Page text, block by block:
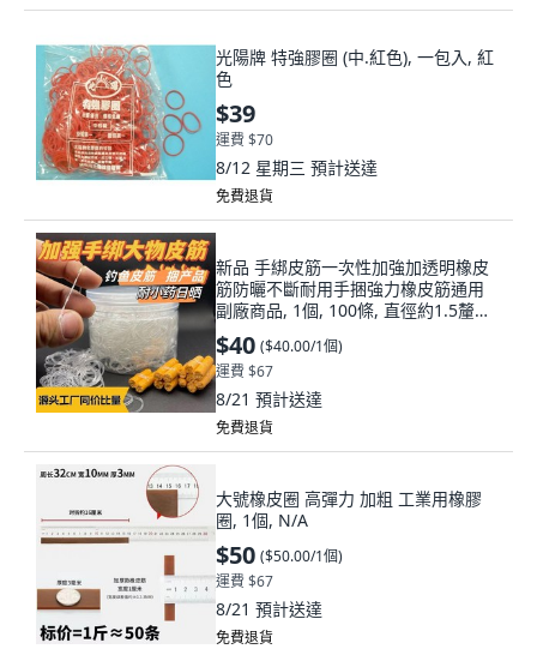
光陽牌 特強膠圈 (中.紅色), 一包入, 紅
色
$39
運費 $70
8/12 星期三 預計送達
免費退貨
新品 手綁皮筋一次性加強加透明橡皮
筋防曬不斷耐用手捆強力橡皮筋通用
副廠商品, 1個, 100條, 直徑約1.5釐米
袋裝, 透明
$40 ($40.00/1個)
運費 $67
8/21 預計送達
免費退貨
大號橡皮圈 高彈力 加粗 工業用橡膠
圈, 1個, N/A
$50 ($50.00/1個)
運費 $67
8/21 預計送達
免費退貨